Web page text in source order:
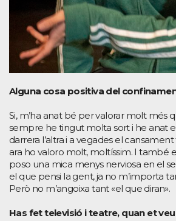
Alguna cosa positiva del
Si, m’ha anat bé per valorar molt més
sempre he tingut molta sort i he anat
darrera l’altra i a vegades el
ara ho valoro molt, moltíssim. I també
poso una mica menys nerviosa en el
el que pensi la gent, ja no m’importa
Però no m’angoixa tant «el que diran».
Has fet televisió i teatre, quan et